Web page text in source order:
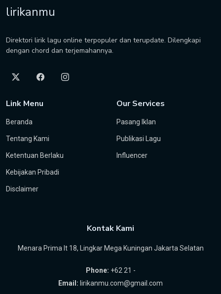
lirikanmu
Direktori lirik lagu online terpopuler dan terupdate. Dilengkapi
dengan chord dan terjemahannya.
Link Menu
Beranda
Tentang Kami
Ketentuan Berlaku
Kebijakan Pribadi
Disclaimer
Our Services
Pasang Iklan
Publikasi Lagu
Influencer
Kontak Kami
Menara Prima lt 18, Lingkar Mega Kuningan Jakarta Selatan
Phone: +62 21 -
Email: lirikanmu.com@gmail.com